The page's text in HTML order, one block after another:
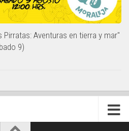
Pirratas: Aventuras en tierra y mar"
9)